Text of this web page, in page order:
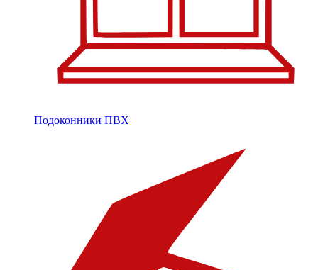
Подоконники ПВХ